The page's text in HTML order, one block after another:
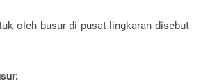
oleh busur di pusat lingkaran disebut